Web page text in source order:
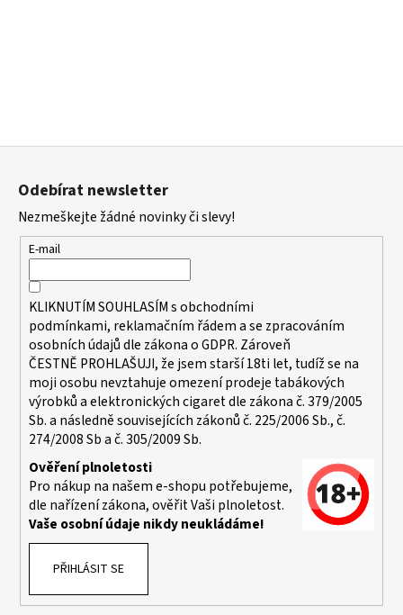
Z
Odebírat newsletter
Nezmeškejte žádné novinky či slevy!
E-mail
KLIKNUTÍM SOUHLASÍM sobchodními
podmínkami, reklamačním řádem a se zpracováním
osobních údajů dle zákona oGDPR. Zároveň
ČESTNĚ PROHLAŠUJI, že jsem starší 18ti let, tudíž se na
moji osobu nevztahuje omezení prodeje tabákových
výrobků a elektronických cigaret dle zákona č. 379/2005
Sb. a následně souvisejících zákonů č. 225/2006 Sb., č.
274/2008 Sb a č. 305/2009 Sb.
Ověření plnoletosti
Pro nákup na našem e-shopu potřebujeme,
dle nařízení zákona, ověřit Vaši plnoletost.
Vaše osobní údaje nikdy neukládáme!
PŘIHLÁSIT SE